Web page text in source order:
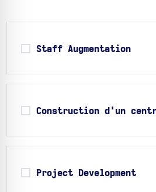
Staff Augmentation
Construction d'un
Project Development